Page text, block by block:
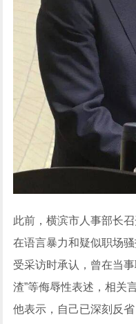
此前，横滨市人事部长
在语言暴力和疑似职场
受采访时承认，曾在当
渣”等侮辱性表述，相关
他表示，自己已深刻反